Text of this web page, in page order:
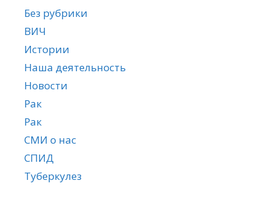
Без рубрики
ВИЧ
Истории
Наша деятельность
Новости
Рак
Рак
СМИ о нас
СПИД
Туберкулез